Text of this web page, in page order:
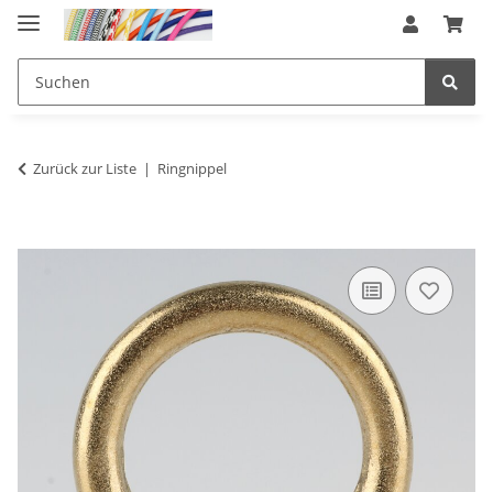
Zurück zur Liste Ringnippel